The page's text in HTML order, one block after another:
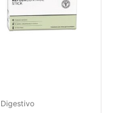
Digestivo